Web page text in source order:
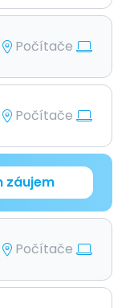
Počítače
Počítače
záujem
Počítače